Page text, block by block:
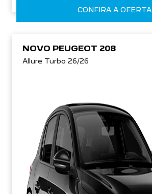
CONFIRA A OFERTA
NOVO PEUGEOT 208
Allure Turbo 26/26